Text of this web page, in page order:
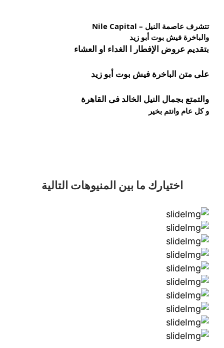
تتشرف عاصمة النيل – Nile Capital
والباخرة فيش بوت أبو زيد
بتقديم عروض الإفطار ا الغداء او العشاء
على متن الباخرة فيش بوت أبو زيد
والتمتع بجمال النيل الخالد فى القاهرة
و كل عام وانتم بخير
اختيارك ما بين المنيوهات التالية